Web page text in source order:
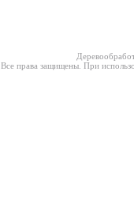
Все права защищены. При